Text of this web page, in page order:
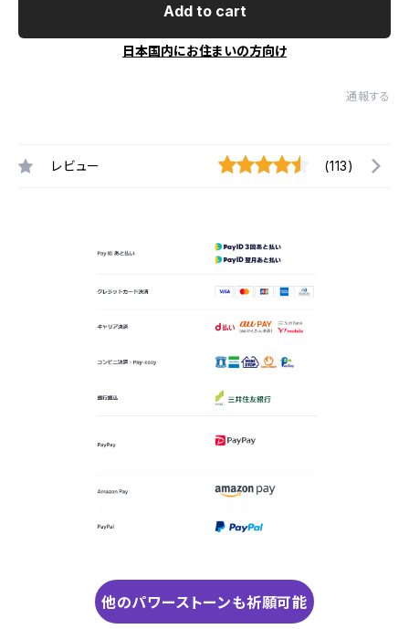
Add to cart
日本国内にお住まいの方向け
通報する
レビュー (113)
他のパワーストーンも祈願可能